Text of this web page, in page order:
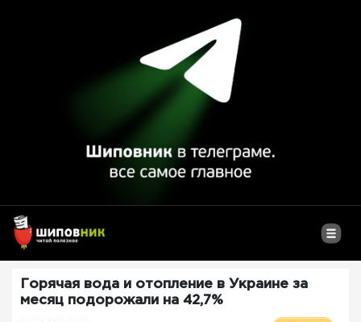
Горячая вода и отопление в Украине за
месяц подорожали на 42,7%